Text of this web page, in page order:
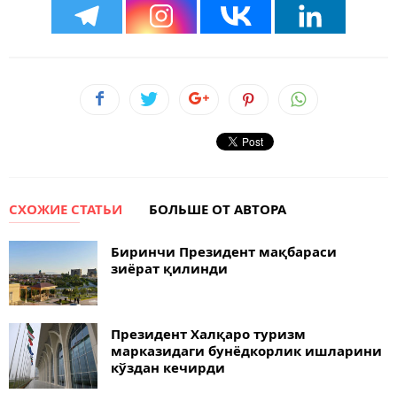
СХОЖИЕ СТАТЬИ БОЛЬШЕ ОТ АВТОРА
Биринчи Президент мақбараси
зиёрат қилинди
Президент Халқаро туризм
марказидаги бунёдкорлик ишларини
кўздан кечирди